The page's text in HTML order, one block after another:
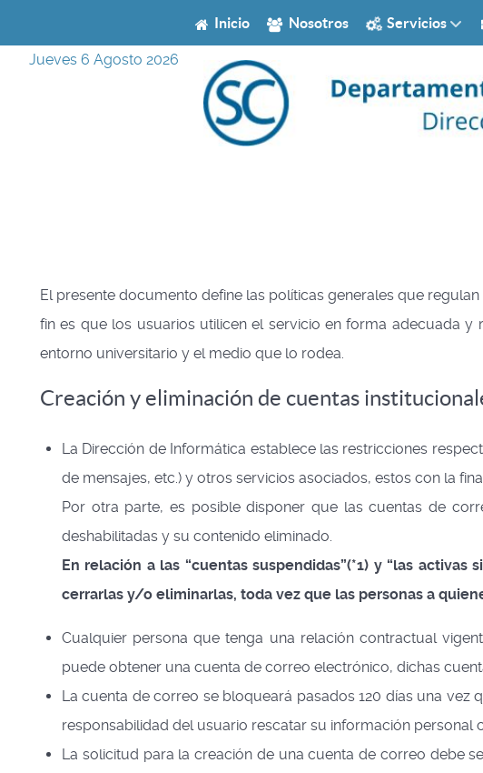
Inicio Nosotros Servicios
Jueves 6 Agosto 2026
El presente documento define las políticas generales que
fin es que los usuarios utilicen el servicio en forma adecuada
entorno universitario y el medio que lo rodea.
Creación y eliminación de cuentas
La Dirección de Informática establece las restricciones
de mensajes, etc.) y otros servicios asociados, estos con la
Por otra parte, es posible disponer que las cuentas de
deshabilitadas y su contenido eliminado.
En relación a las “cuentas suspendidas”(*1) y “las
cerrarlas y/o eliminarlas, toda vez que las personas a
Cualquier persona que tenga una relación contractual
puede obtener una cuenta de correo electrónico, dichas
La cuenta de correo se bloqueará pasados 120 días una
responsabilidad del usuario rescatar su información personal
La solicitud para la creación de una cuenta de correo debe